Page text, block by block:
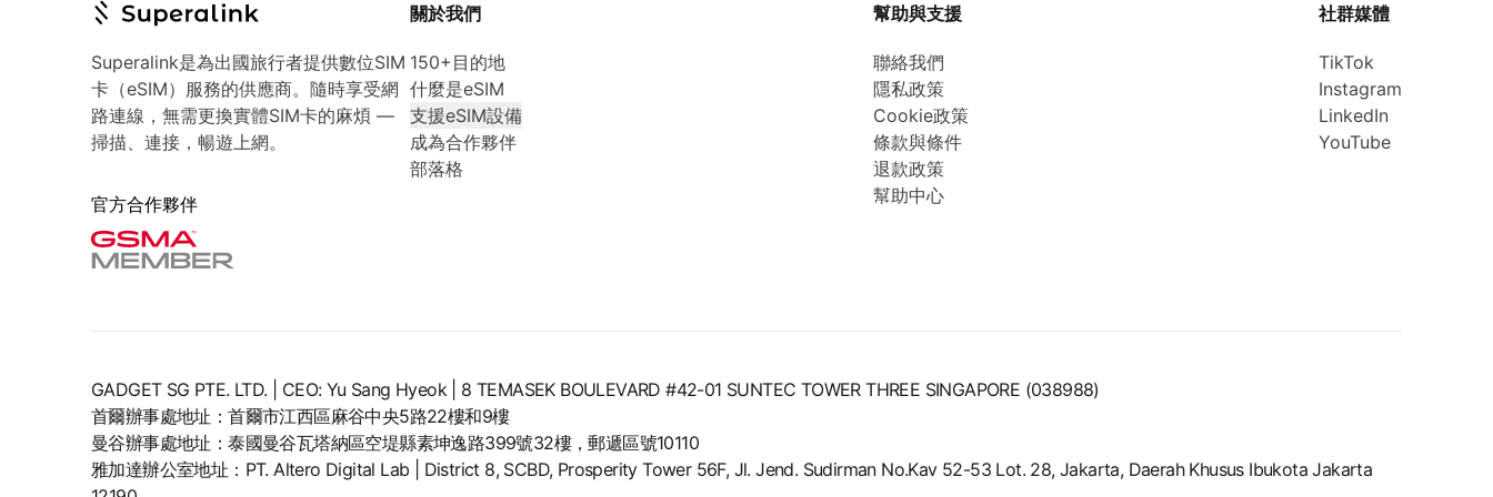
Superalink是為出國旅行者提供數位SIM
卡（eSIM）服務的供應商。隨時享受網
路連線，無需更換實體SIM卡的麻煩 —
掃描、連接，暢遊上網。
官方合作夥伴
關於我們
150+目的地
什麼是eSIM
支援eSIM設備
成為合作夥伴
部落格
幫助與支援
聯絡我們
隱私政策
Cookie政策
條款與條件
退款政策
幫助中心
社群媒體
TikTok
Instagram
LinkedIn
YouTube
GADGET SG PTE. LTD. | CEO: Yu Sang Hyeok | 8 TEMASEK BOULEVARD #42-01 SUNTEC TOWER THREE SINGAPORE (038988)
首爾辦事處地址：首爾市江西區麻谷中央5路22樓和9樓
曼谷辦事處地址：泰國曼谷瓦塔納區空堤縣素坤逸路399號32樓，郵遞區號10110
雅加達辦公室地址：PT. Altero Digital Lab | District 8, SCBD, Prosperity Tower 56F, Jl. Jend. Sudirman No.Kav 52-53 Lot. 28, Jakarta, Daerah Khusus Ibukota Jakarta